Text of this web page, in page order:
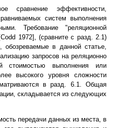
сравнение эффективности,
систем выполнения
Требование "реляционной
1972], (сравните с разд. 2.1)
обозреваемые в данной статье,
запросов на реляционно
стоимостью выполнения или
высокого уровня сложности
в разд. 6.1. Общая
складывается из следующих
передачи данных из места, в